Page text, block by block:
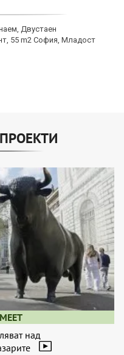
Двустаен
55 m2 София, Младост
над